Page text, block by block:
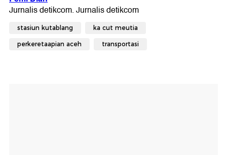
stasiun kutablang ka cut meutia
perkeretaapian aceh transportasi